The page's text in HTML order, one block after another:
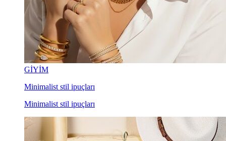
GİYİM
Minimalist stil ipuçları
Minimalist stil ipuçları